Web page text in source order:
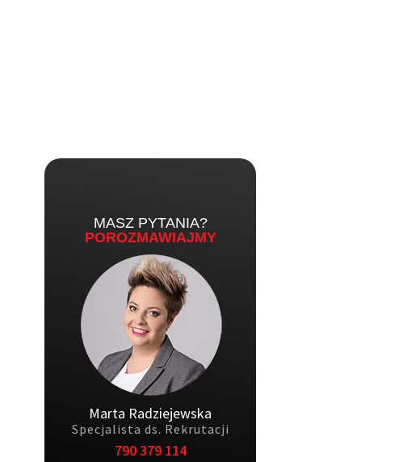
MASZ PYTANIA?
POROZMAWIAJMY
Marta Radziejewska
Specjalista ds. Rekrutacji
790 379 114